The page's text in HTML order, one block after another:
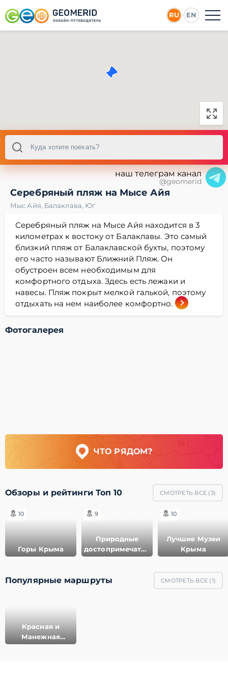
RU EN
наш телеграм канал
@geomerid
Серебряный пляж на Мысе Айя
Мыс Айя, Балаклава, Юг
Серебряный пляж на Мысе Айя находится в 3
километрах к востоку от Балаклавы. Это самый
близкий пляж от Балаклавской бухты, поэтому
его часто называют Ближний Пляж. Он
обустроен всем необходимым для
комфортного отдыха. Здесь есть лежаки и
навесы. Пляж покрыт мелкой галькой, поэтому
отдыхать на нем наиболее комфортно.
Фотогалерея
ЧТО РЯДОМ?
Обзоры и рейтинги Топ 10 СМОТРЕТЬ ВСЕ (3)
10
Горы Крыма
9
Природные
достопримечательности
Крыма
10
Лучшие Музеи
Крыма
Популярные маршруты СМОТРЕТЬ ВСЕ (1)
Красная и
Манежная
площади